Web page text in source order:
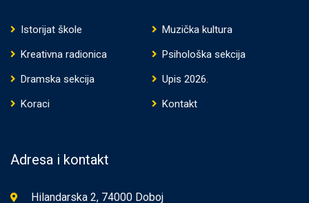
Istorijat škole
Muzička kultura
Kreativna radionica
Psihološka sekcija
Dramska sekcija
Upis 2026.
Koraci
Kontakt
Adresa i kontakt
Hilandarska 2, 74000 Doboj